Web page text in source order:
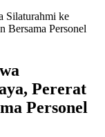
Silaturahmi ke
Bersama Personel
Pererat
Personel